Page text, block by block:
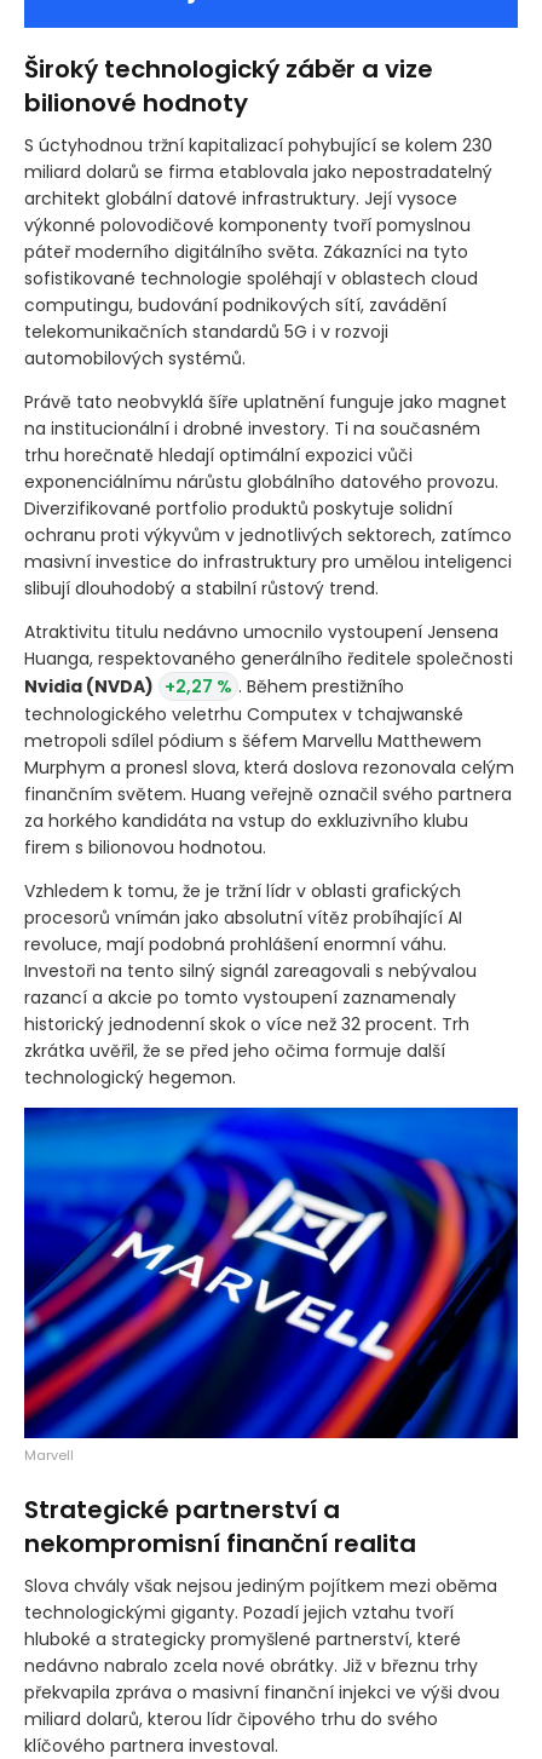
Široký technologický záběr a vize
bilionové hodnoty
S úctyhodnou tržní kapitalizací pohybující se kolem 230
miliard dolarů se firma etablovala jako nepostradatelný
architekt globální datové infrastruktury. Její vysoce
výkonné polovodičové komponenty tvoří pomyslnou
páteř moderního digitálního světa. Zákazníci na tyto
sofistikované technologie spoléhají v oblastech cloud
computingu, budování podnikových sítí, zavádění
telekomunikačních standardů 5G i v rozvoji
automobilových systémů.
Právě tato neobvyklá šíře uplatnění funguje jako magnet
na institucionální i drobné investory. Ti na současném
trhu horečnatě hledají optimální expozici vůči
exponenciálnímu nárůstu globálního datového provozu.
Diverzifikované portfolio produktů poskytuje solidní
ochranu proti výkyvům v jednotlivých sektorech, zatímco
masivní investice do infrastruktury pro umělou inteligenci
slibují dlouhodobý a stabilní růstový trend.
Atraktivitu titulu nedávno umocnilo vystoupení Jensena
Huanga, respektovaného generálního ředitele společnosti
Nvidia (NVDA) +2,27 % . Během prestižního
technologického veletrhu Computex v tchajwanské
metropoli sdílel pódium s šéfem Marvellu Matthewem
Murphym a pronesl slova, která doslova rezonovala celým
finančním světem. Huang veřejně označil svého partnera
za horkého kandidáta na vstup do exkluzivního klubu
firem s bilionovou hodnotou.
Vzhledem k tomu, že je tržní lídr v oblasti grafických
procesorů vnímán jako absolutní vítěz probíhající AI
revoluce, mají podobná prohlášení enormní váhu.
Investoři na tento silný signál zareagovali s nebývalou
razancí a akcie po tomto vystoupení zaznamenaly
historický jednodenní skok o více než 32 procent. Trh
zkrátka uvěřil, že se před jeho očima formuje další
technologický hegemon.
Marvell
Strategické partnerství a
nekompromisní finanční realita
Slova chvály však nejsou jediným pojítkem mezi oběma
technologickými giganty. Pozadí jejich vztahu tvoří
hluboké a strategicky promyšlené partnerství, které
nedávno nabralo zcela nové obrátky. Již v březnu trhy
překvapila zpráva o masivní finanční injekci ve výši dvou
miliard dolarů, kterou lídr čipového trhu do svého
klíčového partnera investoval.